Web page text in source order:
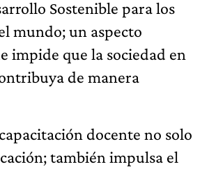
Sostenible para los
mundo; un aspecto
impide que la sociedad en
de manera
docente no solo
también impulsa el